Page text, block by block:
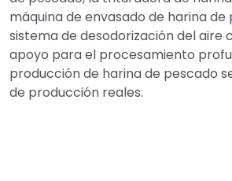
máquina de envasado de harina de
sistema de desodorización del aire
apoyo para el procesamiento
producción de harina de pescado
de producción reales.